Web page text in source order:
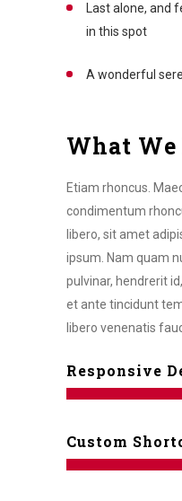
Last alone, and
in this spot
A wonderful
What We
Etiam rhoncus.
condimentum
libero, sit amet
ipsum. Nam quam
pulvinar, hendrerit
et ante tincidunt
libero venenatis
Responsive
Custom